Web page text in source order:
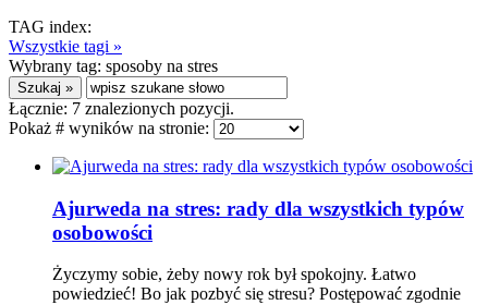
TAG index:
Wszystkie tagi »
Wybrany tag: sposoby na stres
Łącznie: 7 znalezionych pozycji.
Pokaż # wyników na stronie:
Ajurweda na stres: rady dla wszystkich typów
osobowości
Życzymy sobie, żeby nowy rok był spokojny. Łatwo
powiedzieć! Bo jak pozbyć się stresu? Postępować zgodnie